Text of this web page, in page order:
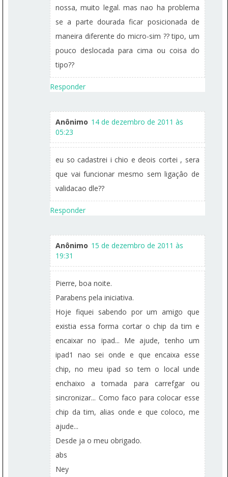
nossa, muito legal. mas nao ha problema
se a parte dourada ficar posicionada de
maneira diferente do micro-sim ?? tipo, um
pouco deslocada para cima ou coisa do
tipo??
Responder
Anônimo 14 de dezembro de 2011 às
05:23
eu so cadastrei i chio e deois cortei , sera
que vai funcionar mesmo sem ligaçâo de
validacao dle??
Responder
Anônimo 15 de dezembro de 2011 às
19:31
Pierre, boa noite.
Parabens pela iniciativa.
Hoje fiquei sabendo por um amigo que
existia essa forma cortar o chip da tim e
encaixar no ipad... Me ajude, tenho um
ipad1 nao sei onde e que encaixa esse
chip, no meu ipad so tem o local unde
enchaixo a tomada para carrefgar ou
sincronizar... Como faco para colocar esse
chip da tim, alias onde e que coloco, me
ajude...
Desde ja o meu obrigado.
abs
Ney